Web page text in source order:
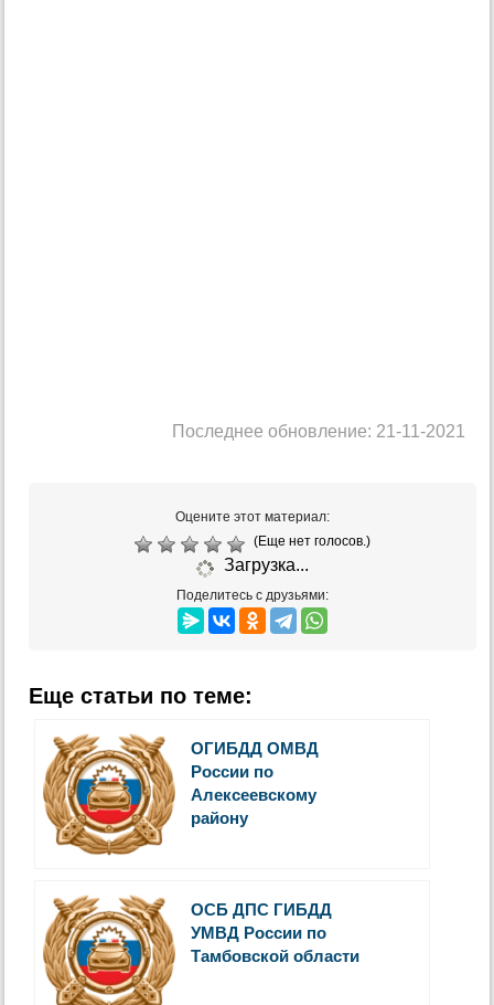
Последнее обновление: 21-11-2021
Оцените этот материал:
(Еще нет голосов.)
Загрузка...
Поделитесь с друзьями:
Еще статьи по теме:
ОГИБДД ОМВД
России по
Алексеевскому
району
ОСБ ДПС ГИБДД
УМВД России по
Тамбовской области